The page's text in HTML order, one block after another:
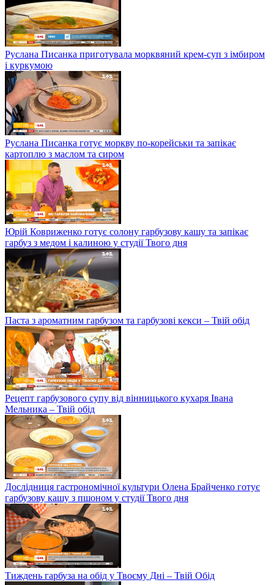
Руслана Писанка приготувала морквяний крем-суп з імбиром
і куркумою
Руслана Писанка готує моркву по-корейськи та запікає
картоплю з маслом та сиром
Юрій Ковриженко готує солону гарбузову кашу та запікає
гарбуз з медом і калиною у студії Твого дня
Паста з ароматним гарбузом та гарбузові кекси – Твій обід
Рецепт гарбузового супу від вінницького кухаря Івана
Мельника – Твій обід
Дослідниця гастрономічної культури Олена Брайченко готує
гарбузову кашу з пшоном у студії Твого дня
Тиждень гарбуза на обід у Твоєму Дні – Твій Обід